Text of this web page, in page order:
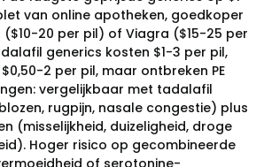
van online apotheken, goedkoper
($10-20 per pil) of Viagra ($15-25 per
generics kosten $1-3 per pil,
2 per pil, maar ontbreken PE
vergelijkbaar met tadalafil
rugpijn, nasale congestie) plus
(misselijkheid, duizeligheid, droge
Hoger risico op gecombineerde
of serotonine-